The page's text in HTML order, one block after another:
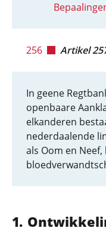
256 Artikel
In geene
openbaare
elkanderen
nederdaalende
als Oom en